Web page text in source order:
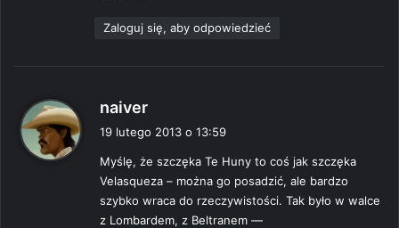
Zaloguj się, aby odpowiedzieć
naiver
z
e
:
19 lutego 2013 o 13:59
Myślę, że szczęka Te Huny to coś jak szczęka
Velasqueza – można go posadzić, ale bardzo
szybko wraca do rzeczywistości. Tak było w walce
z Lombardem, z Beltranem —